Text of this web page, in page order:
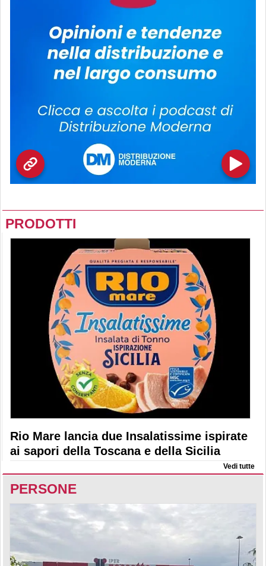
PRODOTTI
Rio Mare lancia due Insalatissime ispirate
ai sapori della Toscana e della Sicilia
Vedi tutte
PERSONE